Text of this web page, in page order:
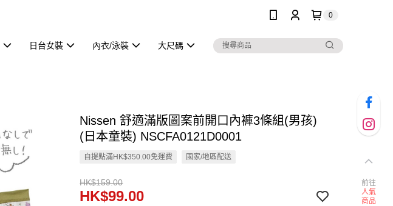
0
日台女裝 內衣/泳裝 大尺碼
Nissen 舒適滿版圖案前開口內褲3條組(男孩)
(日本童裝) NSCFA0121D0001
自提點滿HK$350.00免運費 國家/地區配送
HK$159.00
HK$99.00
前往
人氣
商品